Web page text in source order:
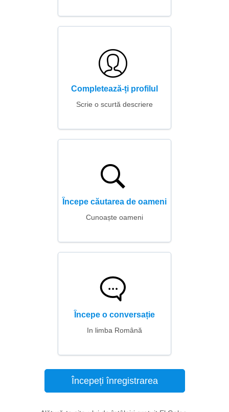
Completează-ți profilul
Scrie o scurtă descriere
Începe căutarea de oameni
Cunoaște oameni
Începe o conversație
In limba Română
Începeți înregistrarea